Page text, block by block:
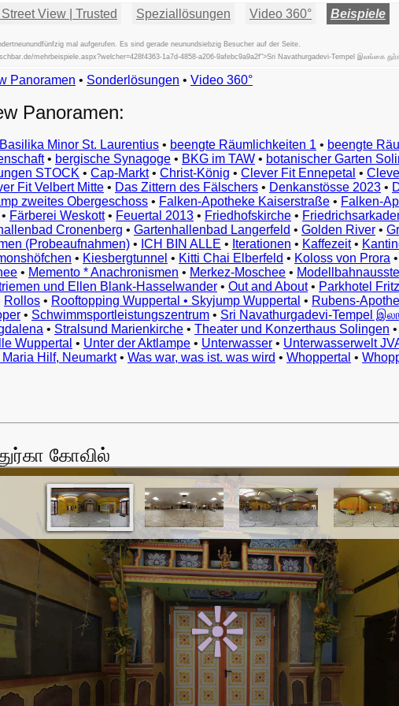
View | Trusted Speziallösungen Video 360° Beispiele
mal aufgerufen. Es sind gerade neunundsiebzig Besucher auf der Seite.
mehrbeispiele.aspx?welcher=428f4363-1a7d-4858-a206-9afebc9a9a2f">Sri Navathurgadevi-Tempel இலங்கை
Beispiele
Exemples
Vorbeelden
Przykłady
Ejemplos
Örnekler
Παραδείγματα
Примеры
示
例
例
예
Panoramen • Sonderlösungen • Video 360°
Panoramen:
Basilika Minor St. Laurentius • beengte Räumlichkeiten 1 • beengte
• bergische Synagoge • BKG im TAW • botanischer Garten
STOCK • Cap-Markt• Christ-König • Clever Fit Ennepetal •
Fit Velbert Mitte • Das Zittern des Fälschers • Denkanstösse 2023 •
zweites Obergeschoss • Falken-Apotheke Kaiserstraße • Falken-
• Färberei Weskott• Feuertal 2013 • Friedhofskirche •
Cronenberg • Gartenhallenbad Langerfeld • Golden River •
(Probeaufnahmen) • ICH BIN ALLE • Iterationen • Kaffezeit•
• Kiesbergtunnel • Kitti Chai Elberfeld • Koloss von Prora •
• Memento * Anachronismen • Merkez-Moschee •
und Ellen Blank-Hasselwander • Out and About• Parkhotel
Rollos • Rooftopping Wuppertal • Skyjump Wuppertal • Rubens-
• Schwimmsportleistungszentrum • Sri Navathurgadevi-Tempel
• Stralsund Marienkirche • Theater und Konzerthaus Solingen •
Wuppertal • Unter der Aktlampe • Unterwasser • Unterwasserwelt
Hilf, Neumarkt• Was war, was ist. was wird • Whoppertal •
கோவில்